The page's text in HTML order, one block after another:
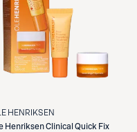
HENRIKSEN
HenriksenClinical Quick Fix